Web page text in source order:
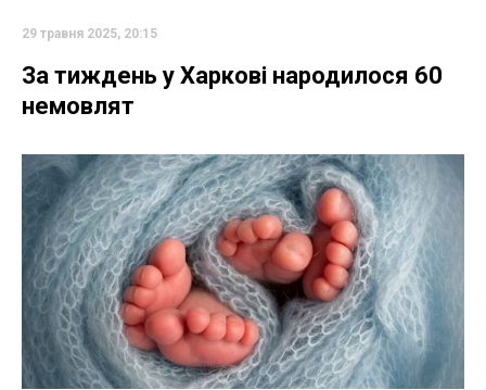
29 травня 2025, 20:15
За тиждень у Харкові народилося 60
немовлят